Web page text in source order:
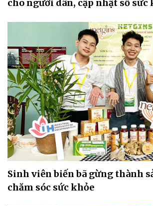
cho người dân, cập nhật sổ sức
Sinh viên biến bã gừng thành
chăm sóc sức khỏe